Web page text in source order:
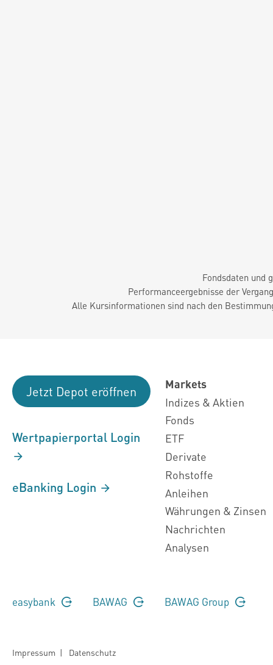
Fondsdaten und
Performanceergebnisse der
Alle Kursinformationen sind nach den
Jetzt Depot eröffnen
Wertpapierportal Login
eBanking Login
Markets
Indizes & Aktien
Fonds
ETF
Derivate
Rohstoffe
Anleihen
Währungen & Zinsen
Nachrichten
Analysen
easybank BAWAG BAWAG Group
Impressum | Datenschutz